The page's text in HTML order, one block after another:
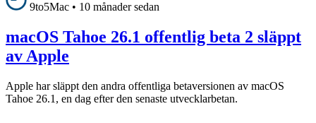
9to5Mac • 10 månader sedan
macOS Tahoe 26.1 offentlig beta 2 släppt
av Apple
Apple har släppt den andra offentliga betaversionen av macOS
Tahoe 26.1, en dag efter den senaste utvecklarbetan.